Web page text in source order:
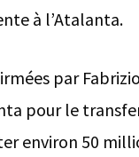
à l’Atalanta.
par
pour le
environ 50